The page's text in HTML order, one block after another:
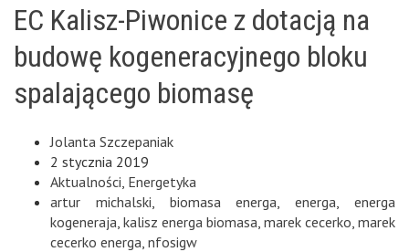
EC Kalisz-Piwonice z dotacją na
budowę kogeneracyjnego bloku
spalającego biomasę
Jolanta Szczepaniak
2 stycznia 2019
Aktualności Energetyka
artur michalski
biomasa energa ,energa ,energa
kogeneraja kalisz energa biomasa marek cecerko marek
cecerko energa nfosigw